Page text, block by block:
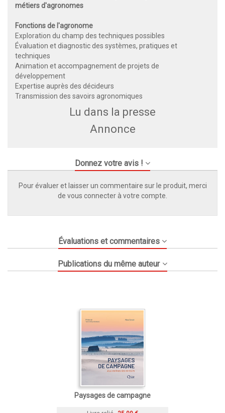
métiers d'agronomes
Fonctions de l'agronome
Exploration du champ des techniques possibles
Évaluation et diagnostic des systèmes, pratiques et
techniques
Animation et accompagnement de projets de
développement
Expertise auprès des décideurs
Transmission des savoirs agronomiques
Lu dans la presse
Annonce
Donnez votre avis !
Pour évaluer et laisser un commentaire sur le produit, merci
de vous connecter à votre compte.
Évaluations et commentaires
Publications du même auteur
Paysages de campagne